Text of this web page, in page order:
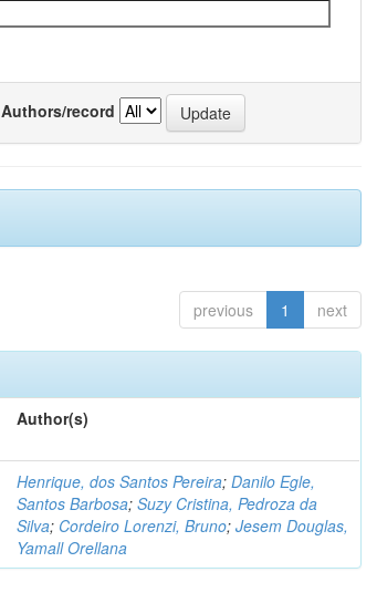
Authors/record
previous 1 next
Author(s)
Henrique, dos Santos Pereira;Danilo Egle,
Santos Barbosa;Suzy Cristina, Pedroza da
Silva; Cordeiro Lorenzi, Bruno;Jesem Douglas,
Yamall Orellana